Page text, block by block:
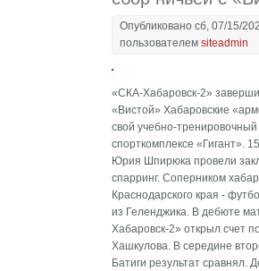
Опубликовано сб, 07/15/
пользователемsiteadmin
«СКА-Хабаровск-2»
«Вистой» Хабаровские
свой учебно-тренировочный
спорткомплексе «Гигант».
Юрия Шпирюка провели
спарринг. Соперником
Краснодарского края -
из Геленджика. В дебюте
Хабаровск-2» открыл счет
Хашкулова. В середине
Батиги результат сравнял.